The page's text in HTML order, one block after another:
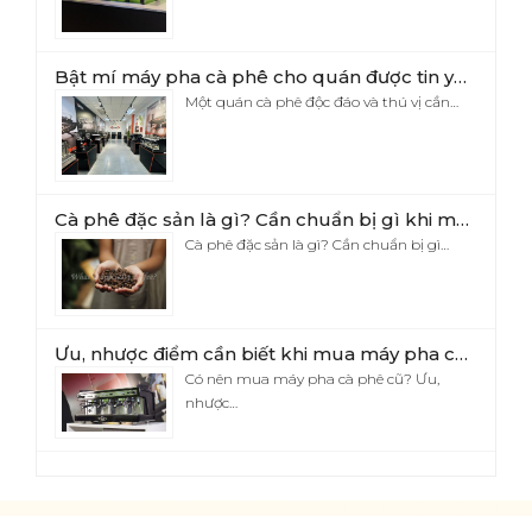
Bật mí máy pha cà phê cho quán được tin yêu nhất hiện nay
Một quán cà phê độc đáo và thú vị cần…
Cà phê đặc sản là gì? Cần chuẩn bị gì khi mở quán cà phê đặc sản?
Cà phê đặc sản là gì? Cần chuẩn bị gì…
Ưu, nhược điểm cần biết khi mua máy pha cà phê cũ
Có nên mua máy pha cà phê cũ? Ưu,
nhược…